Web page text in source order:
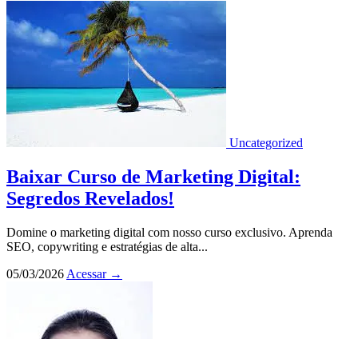
Uncategorized
Baixar Curso de Marketing Digital:
Segredos Revelados!
Domine o marketing digital com nosso curso exclusivo. Aprenda
SEO, copywriting e estratégias de alta...
05/03/2026 Acessar →